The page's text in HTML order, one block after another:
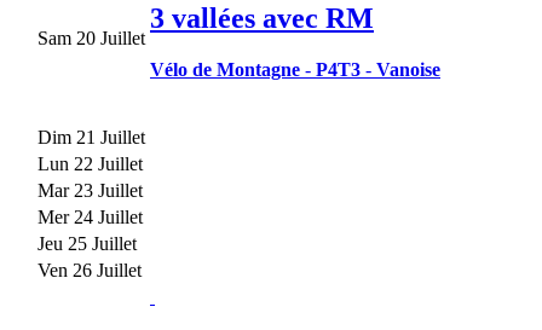
Sam 20 Juillet
3 vallées avec RM
Vélo de Montagne - P4T3 - Vanoise
Dim 21 Juillet
Lun 22 Juillet
Mar 23 Juillet
Mer 24 Juillet
Jeu 25 Juillet
Ven 26 Juillet